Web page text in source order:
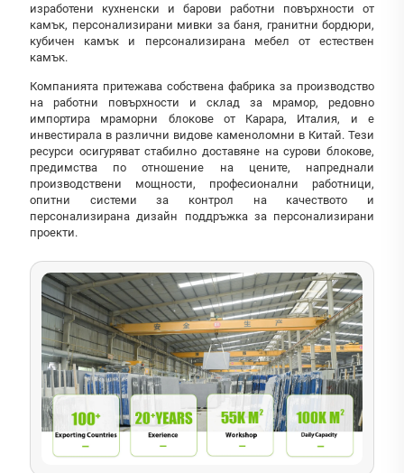
изработени кухненски и барови работни повърхности от
камък, персонализирани мивки за баня, гранитни бордюри,
кубичен камък и персонализирана мебел от естествен
камък.
Компанията притежава собствена фабрика за производство
на работни повърхности и склад за мрамор, редовно
импортира мраморни блокове от Карара, Италия, и е
инвестирала в различни видове каменоломни в Китай. Тези
ресурси осигуряват стабилно доставяне на сурови блокове,
предимства по отношение на цените, напреднали
производствени мощности, професионални работници,
опитни системи за контрол на качеството и
персонализирана дизайн поддръжка за персонализирани
проекти.